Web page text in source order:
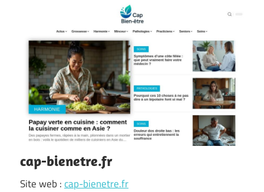
cap-bienetre.fr
Site web :cap-bienetre.fr